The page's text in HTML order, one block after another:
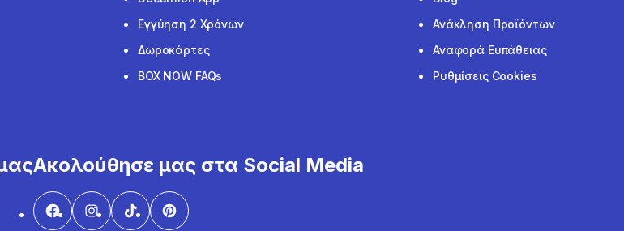
Εγγύηση 2 Χρόνων
Δωροκάρτες
BOX NOW FAQs
Ανάκληση Προϊόντων
Αναφορά Ευπάθειας
Ρυθμίσεις Cookies
Ακολούθησε μας στα Social Media